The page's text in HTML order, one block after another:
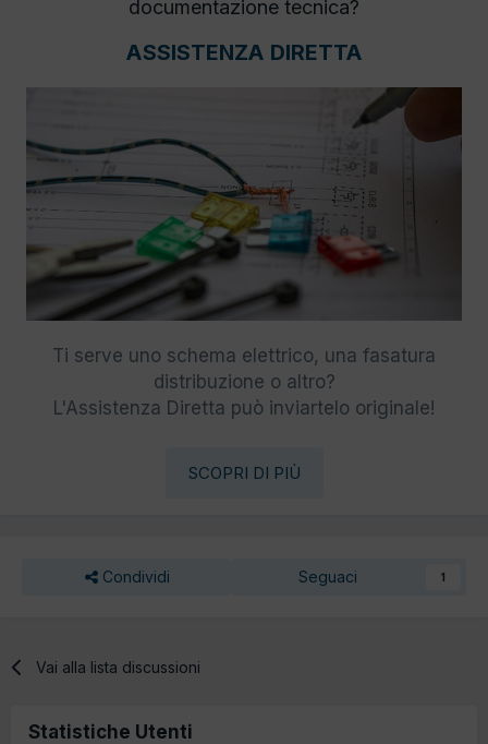
documentazione tecnica?
ASSISTENZA DIRETTA
Ti serve uno schema elettrico, una fasatura
distribuzione o altro?
L'Assistenza Diretta può inviartelo originale!
SCOPRI DI PIÙ
Condividi Seguaci 1
Vai alla lista discussioni
Statistiche Utenti